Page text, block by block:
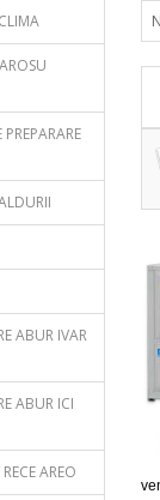
ABUR IVAR
ABUR ICI
AREO